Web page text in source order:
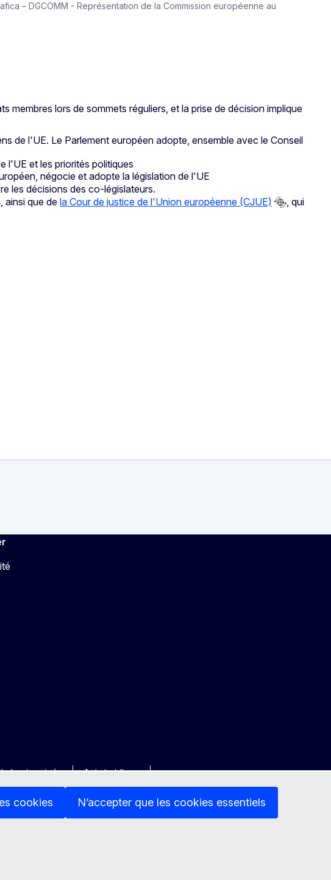
cookies N’accepter que les cookies essentiels
– DGCOMM - Représentation de la Commission européenne au
membres lors de sommets réguliers, et la prise de décision implique
de l'UE. Le Parlement européen adopte, ensemble avec le Conseil
l'UE et les priorités politiques
négocie et adopte la législation de l'UE
les décisions des co-législateurs.
, ainsi que de la Cour de justice de l'Union européenne (CJUE)
, qui
la vie privée Avis juridique